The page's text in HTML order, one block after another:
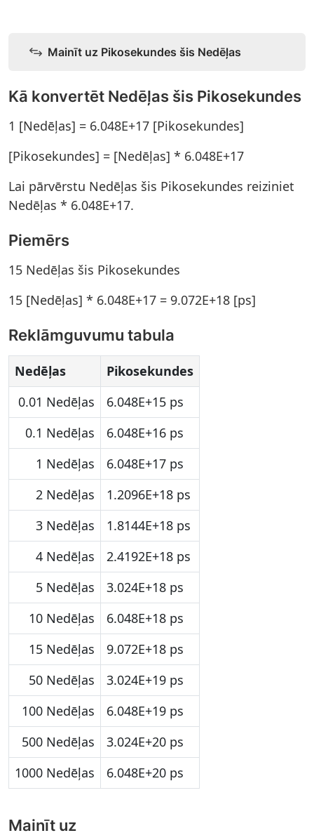
Mainīt uz Pikosekundes šis Nedēļas
Kā konvertēt Nedēļas šis Pikosekundes
1 [Nedēļas] = 6.048E+17 [Pikosekundes]
[Pikosekundes] = [Nedēļas] * 6.048E+17
Lai pārvērstu Nedēļas šis Pikosekundes reiziniet
Nedēļas * 6.048E+17.
Piemērs
15 Nedēļas šis Pikosekundes
15 [Nedēļas] * 6.048E+17 = 9.072E+18 [ps]
Reklāmguvumu tabula
Nedēļas
Pikosekundes
0.01 Nedēļas
6.048E+15 ps
0.1 Nedēļas
6.048E+16 ps
1 Nedēļas
6.048E+17 ps
2 Nedēļas
1.2096E+18 ps
3 Nedēļas
1.8144E+18 ps
4 Nedēļas
2.4192E+18 ps
5 Nedēļas
3.024E+18 ps
10 Nedēļas
6.048E+18 ps
15 Nedēļas
9.072E+18 ps
50 Nedēļas
3.024E+19 ps
100 Nedēļas
6.048E+19 ps
500 Nedēļas
3.024E+20 ps
1000 Nedēļas
6.048E+20 ps
Mainīt uz